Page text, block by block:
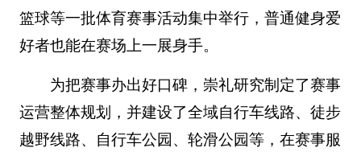
篮球等一批体育赛事活动集中举行，普通健身爱
好者也能在赛场上一展身手。
为把赛事办出好口碑，崇礼研究制定了赛事
运营整体规划，并建设了全域自行车线路、徒步
越野线路、自行车公园、轮滑公园等，在赛事服